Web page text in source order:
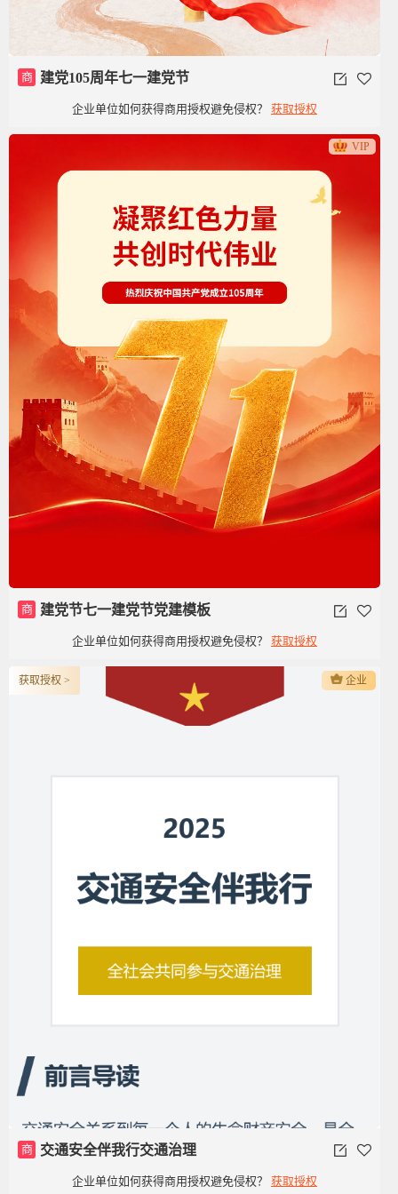
商 建党105周年七一建党节
企业单位如何获得商用授权避免侵权？ 获取授权
VIP
商 建党节七一建党节党建模板
企业单位如何获得商用授权避免侵权？ 获取授权
获取授权 > 企业
商 交通安全伴我行交通治理
企业单位如何获得商用授权避免侵权？ 获取授权